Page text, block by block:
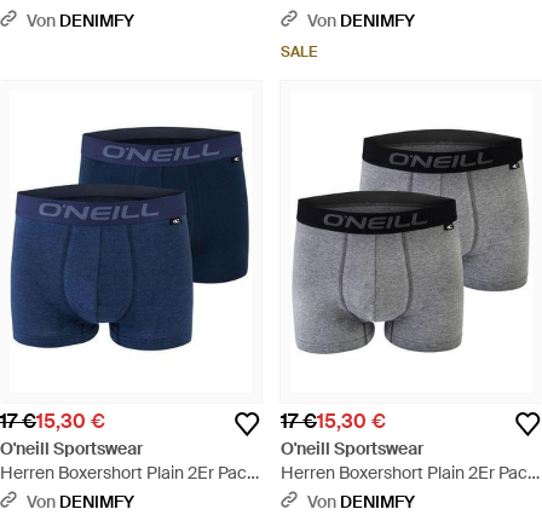
3Er Pack - Schwarz
Von DENIMFY
- Schwarz
Von DENIMFY
SALE
17 €15,30 €
O'neill Sportswear
Herren Boxershort Plain 2Er Pack
- Blau
Von DENIMFY
17 €15,30 €
O'neill Sportswear
Herren Boxershort Plain 2Er Pack
- Grau
Von DENIMFY